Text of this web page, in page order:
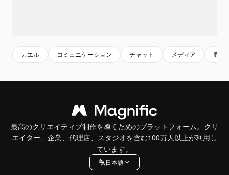
カエル コミュニケーション チャット メディア 庭師
最高のクリエイティブ制作を導くためのプラットフォーム。クリ
エイター、企業、代理店、スタジオを含む100万人以上が利用し
ています。
日本語